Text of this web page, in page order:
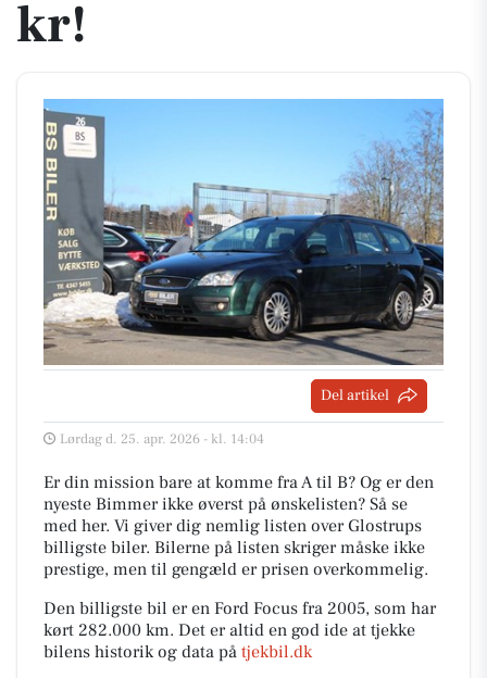
kr!
Del artikel
Lørdag d. 25. apr. 2026 - kl. 14:04
Er din mission bare at komme fra A til B? Og er den
nyeste Bimmer ikke øverst på ønskelisten? Så se
med her. Vi giver dig nemlig listen over Glostrups
billigste biler. Bilerne på listen skriger måske ikke
prestige, men til gengæld er prisen overkommelig.
Den billigste bil er en Ford Focus fra 2005, som har
kørt 282.000 km. Det er altid en god ide at tjekke
bilens historik og data på tjekbil.dk